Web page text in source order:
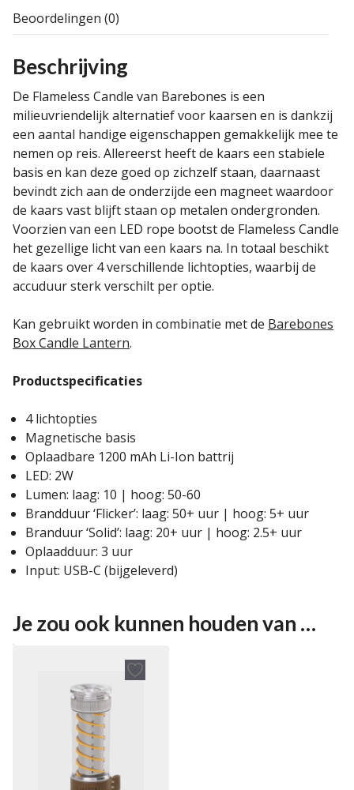
Beoordelingen (0)
Beschrijving
De Flameless Candle van Barebones is een
milieuvriendelijk alternatief voor kaarsen en is dankzij
een aantal handige eigenschappen gemakkelijk mee te
nemen op reis. Allereerst heeft de kaars een stabiele
basis en kan deze goed op zichzelf staan, daarnaast
bevindt zich aan de onderzijde een magneet waardoor
de kaars vast blijft staan op metalen ondergronden.
Voorzien van een LED rope bootst de Flameless Candle
het gezellige licht van een kaars na. In totaal beschikt
de kaars over 4 verschillende lichtopties, waarbij de
accuduur sterk verschilt per optie.
Kan gebruikt worden in combinatie met de Barebones
Box Candle Lantern.
Productspecificaties
4 lichtopties
Magnetische basis
Oplaadbare 1200 mAh Li-Ion battrij
LED: 2W
Lumen: laag: 10 | hoog: 50-60
Brandduur ‘Flicker’: laag: 50+ uur | hoog: 5+ uur
Branduur ‘Solid’: laag: 20+ uur | hoog: 2.5+ uur
Oplaadduur: 3 uur
Input: USB-C (bijgeleverd)
Je zou ook kunnen houden van …